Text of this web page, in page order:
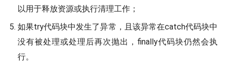
以用于释放资源或执行清理工作；
如果try代码块中发生了异常，且该异常在catch代码块中
没有被处理或处理后再次抛出，finally代码块仍然会执
行。